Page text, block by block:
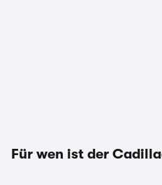
Für wen ist der